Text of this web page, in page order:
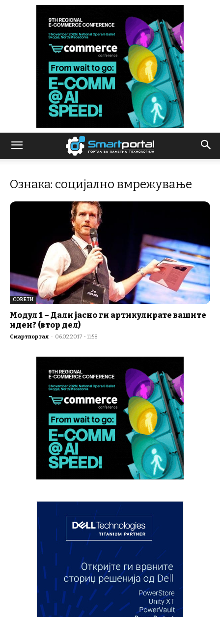
Ознака: социјално вмрежување
СОВЕТИ
Модул 1 – Дали јасно ги артикулирате вашите
идеи? (втор дел)
Смартпортал - 06.02.2017 - 11:58